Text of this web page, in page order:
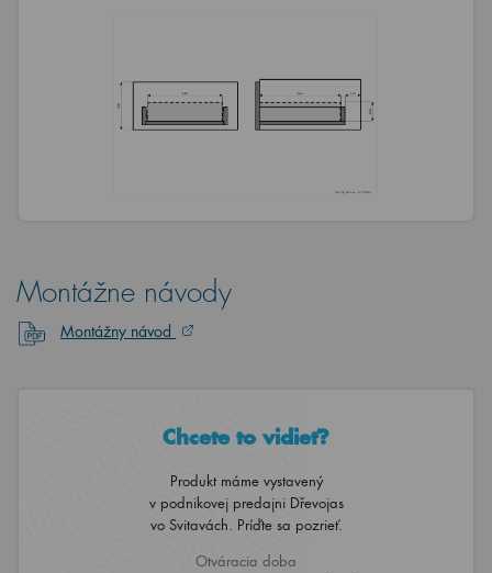
Montážne návody
Montážny návod
Chcete to vidieť?
Produkt máme vystavený
v podnikovej predajni Dřevojas
vo Svitavách. Príďte sa pozrieť.
Otváracia doba